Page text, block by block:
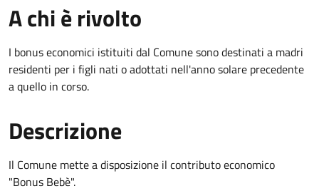
A chi è rivolto
I bonus economici istituiti dal Comune sono destinati a madri
residenti per i figli nati o adottati nell'anno solare precedente
a quello in corso.
Descrizione
Il Comune mette a disposizione il contributo economico
"Bonus Bebè".